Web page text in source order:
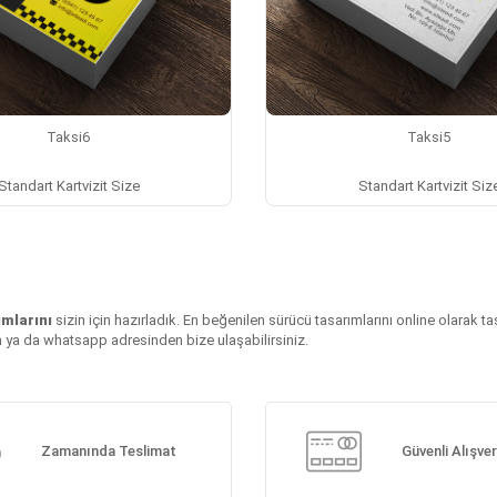
Taksi6
Kartvizit Size
Taksi5
Standart Kartvizit
sizin için hazırladık. En beğenilen sürücü tasarımlarını online
ya da whatsapp adresinden bize ulaşabilirsiniz.
Zamanında Teslimat Güvenli